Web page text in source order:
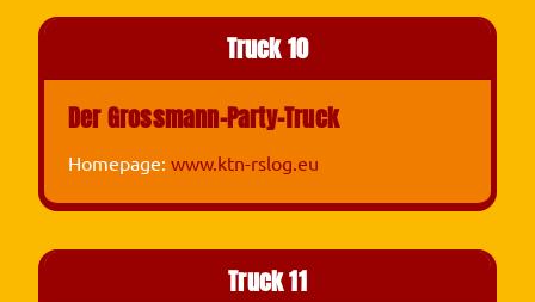
Truck 10
Der Grossmann-Party-Truck
Homepage: www.ktn-rslog.eu
Truck 11